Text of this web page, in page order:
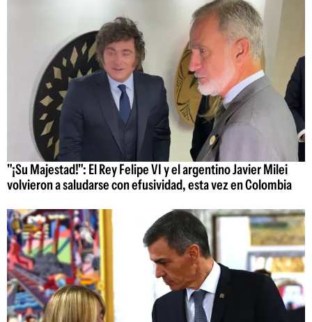
"¡Su Majestad!": El Rey Felipe VI y el argentino Javier Milei
volvieron a saludarse con efusividad, esta vez en Colombia